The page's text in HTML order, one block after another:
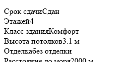
Срок сдачиСдан
Этажей4
Класс зданияКомфорт
Высота потолков3.1 м
Отделкабез отделки